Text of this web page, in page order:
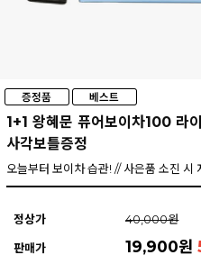
1+1 왕혜문 퓨어보이차100 라
사각보틀증정
오늘부터 보이차 습관! // 사은품 소진 시
정상가
40,000원
판매가
19,900원